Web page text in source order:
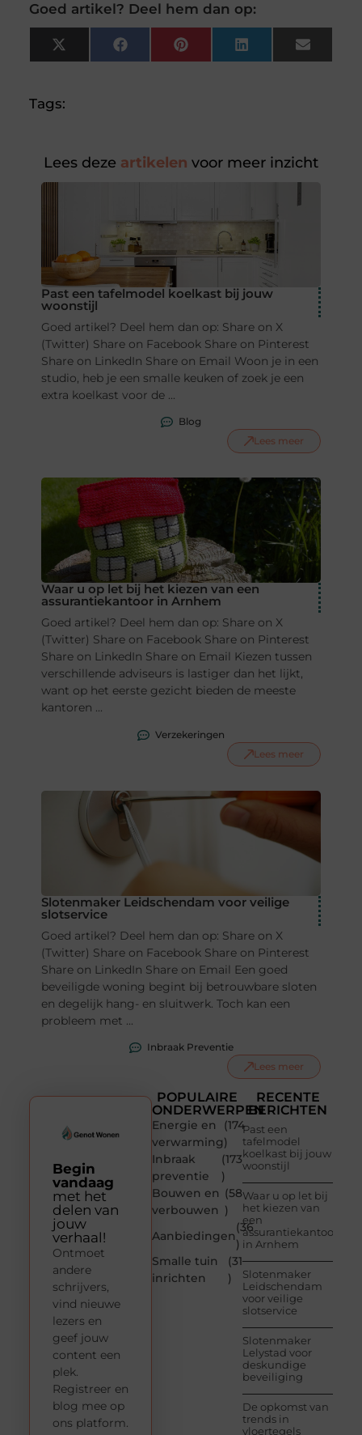
Goed artikel? Deel hem dan op:
X
(Twitter)
FacebookPinterest LinkedIn Email
Tags:
Lees deze artikelen voor meer inzicht
Past een tafelmodel koelkast bij jouw
woonstijl
Goed artikel? Deel hem dan op: Share on X
(Twitter) Share on Facebook Share on Pinterest
Share on LinkedIn Share on Email Woon je in een
studio, heb je een smalle keuken of zoek je een
extra koelkast voor de ...
Blog
Lees meer
Waar u op let bij het kiezen van een
assurantiekantoor in Arnhem
Goed artikel? Deel hem dan op: Share on X
(Twitter) Share on Facebook Share on Pinterest
Share on LinkedIn Share on Email Kiezen tussen
verschillende adviseurs is lastiger dan het lijkt,
want op het eerste gezicht bieden de meeste
kantoren ...
Verzekeringen
Lees meer
Slotenmaker Leidschendam voor veilige
slotservice
Goed artikel? Deel hem dan op: Share on X
(Twitter) Share on Facebook Share on Pinterest
Share on LinkedIn Share on Email Een goed
beveiligde woning begint bij betrouwbare sloten
en degelijk hang- en sluitwerk. Toch kan een
probleem met ...
Inbraak Preventie
Lees meer
POPULAIRE
ONDERWERPEN
Energie en
verwarming
(174
)
Inbraak
preventie
(173
)
Bouwen en
verbouwen
(58
)
Aanbiedingen
(36
)
Smalle tuin
inrichten
(31
)
RECENTE
BERICHTEN
Past een
tafelmodel
koelkast bij jouw
woonstijl
Waar u op let bij
het kiezen van
een
assurantiekantoor
in Arnhem
Slotenmaker
Leidschendam
voor veilige
slotservice
Slotenmaker
Lelystad voor
deskundige
beveiliging
De opkomst van
trends in
vloertegels
Begin
vandaag
met het
delen van
jouw
verhaal!
Ontmoet
andere
schrijvers,
vind nieuwe
lezers en
geef jouw
content een
plek.
Registreer en
blog mee op
ons platform.